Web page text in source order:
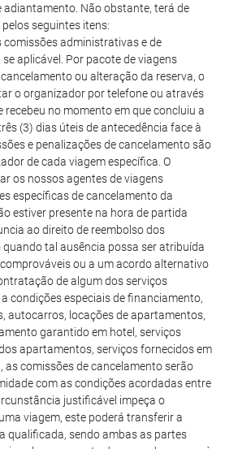
Não obstante, terá de
pelos seguintes itens:
comissões administrativas e de
aplicável. Por pacote de viagens
ou alteração da reserva, o
o organizador por telefone ou através
recebeu no momento em que concluiu a
(3) dias úteis de antecedência face à
e penalizações de cancelamento são
de cada viagem específica. O
os nossos agentes de viagens
específicas de cancelamento da
estiver presente na hora de partida
ao direito de reembolso dos
tal ausência possa ser atribuída
ou a um acordo alternativo
de algum dos serviços
condições especiais de financiamento,
autocarros, locações de apartamentos,
garantido em hotel, serviços
apartamentos, serviços fornecidos em
as comissões de cancelamento serão
com as condições acordadas entre
justificável impeça o
viagem, este poderá transferir a
qualificada, sendo ambas as partes